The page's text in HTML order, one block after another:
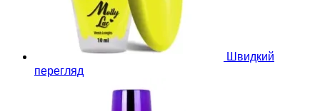
Швидкий
перегляд